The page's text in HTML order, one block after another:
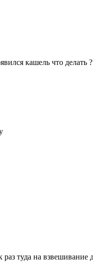
кашель что делать
туда на взвешивание